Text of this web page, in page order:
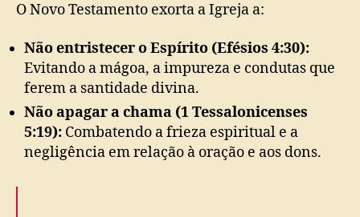
O Novo Testamento exorta a Igreja a:
Não entristecer o Espírito (Efésios 4:30):
Evitando a mágoa, a impureza e condutas que
ferem a santidade divina.
Não apagar a chama (1 Tessalonicenses
5:19): Combatendo a frieza espiritual e a
negligência em relação à oração e aos dons.